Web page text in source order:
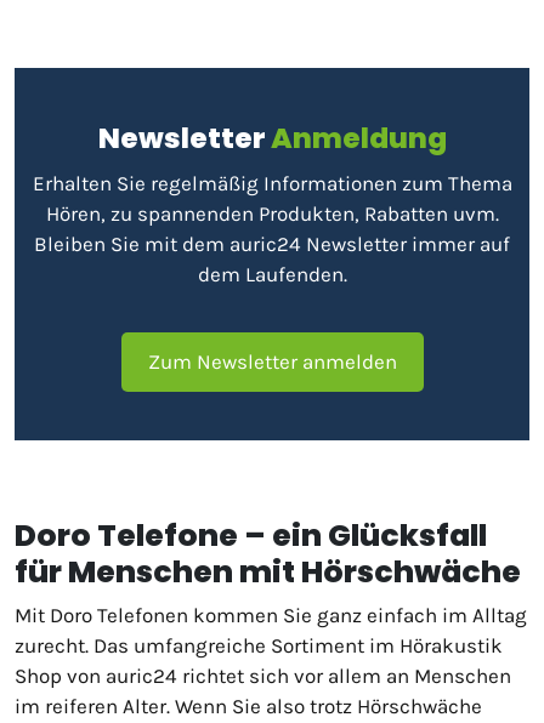
NewsletterAnmeldung
Erhalten Sie regelmäßig Informationen zum Thema
Hören, zu spannenden Produkten, Rabatten uvm.
Bleiben Sie mit dem auric24 Newsletter immer auf
dem Laufenden.
Zum Newsletter anmelden
Doro Telefone – ein Glücksfall
für Menschen mit Hörschwäche
Mit Doro Telefonen kommen Sie ganz einfach im Alltag
zurecht. Das umfangreiche Sortiment im Hörakustik
Shop von auric24 richtet sich vor allem an Menschen
im reiferen Alter. Wenn Sie also trotz Hörschwäche